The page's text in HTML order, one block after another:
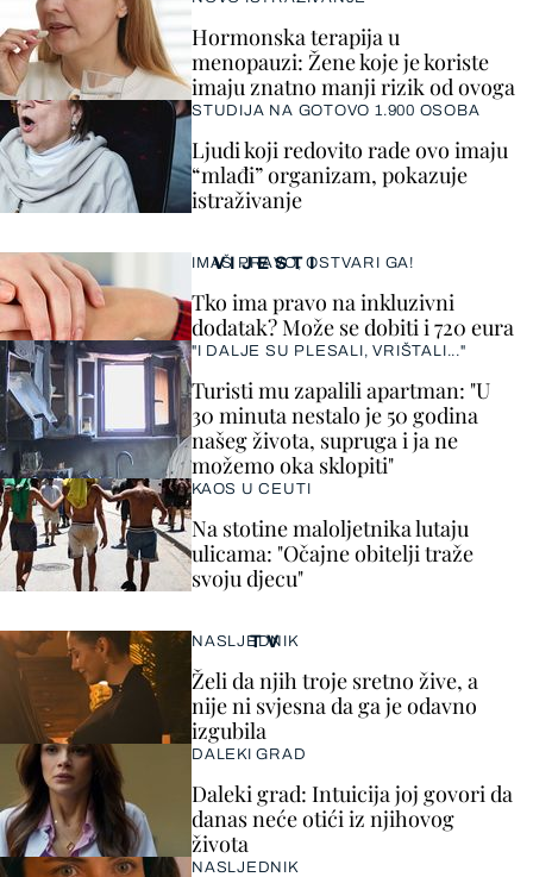
VIJESTI
IMAŠ PRAVO, OSTVARI GA!
Tko ima pravo na inkluzivni
dodatak? Može se dobiti i 720 eura
"I DALJE SU PLESALI, VRIŠTALI..."
Turisti mu zapalili apartman: "U
30 minuta nestalo je 50 godina
našeg života, supruga i ja ne
možemo oka sklopiti"
KAOS U CEUTI
Na stotine maloljetnika lutaju
ulicama: "Očajne obitelji traže
svoju djecu"
Hormonska terapija u
menopauzi: Žene koje je koriste
imaju znatno manji rizik od ovoga
STUDIJA NA GOTOVO 1.900 OSOBA
Ljudi koji redovito rade ovo imaju
“mlađi” organizam, pokazuje
istraživanje
TV
NASLJEDNIK
Želi da njih troje sretno žive, a
nije ni svjesna da ga je odavno
izgubila
DALEKI GRAD
Daleki grad: Intuicija joj govori da
danas neće otići iz njihovog
života
NASLJEDNIK